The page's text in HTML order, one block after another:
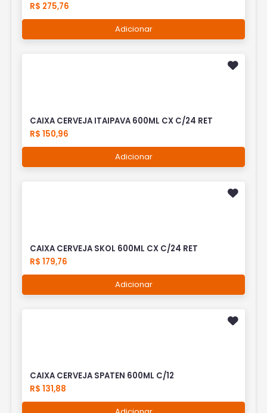
R$ 275,76
Adicionar
CAIXA CERVEJA ITAIPAVA 600ML CX C/24 RET
R$ 150,96
Adicionar
CAIXA CERVEJA SKOL 600ML CX C/24 RET
R$ 179,76
Adicionar
CAIXA CERVEJA SPATEN 600ML C/12
R$ 131,88